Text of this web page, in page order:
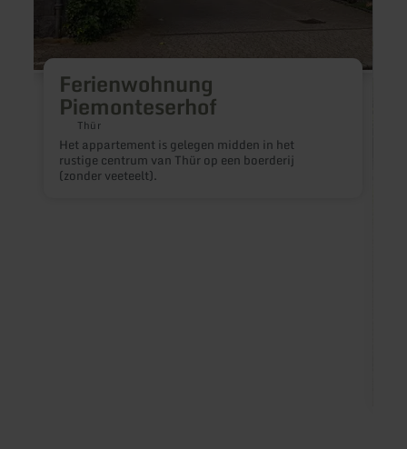
Ferienwohnung
Piemonteserhof
Thür
Het appartement is gelegen midden in het
rustige centrum van Thür op een boerderij
(zonder veeteelt).